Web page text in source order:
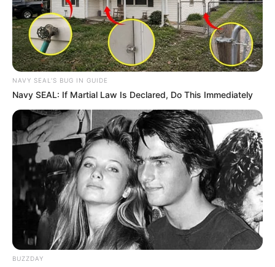
(foto: hardwarezone)
10. Selain tempat tidur, cara lain untuk
meningkatkan kebugaran adalah berolahraga. Tak
perlu ke gym, karyawan Shopee bisa memanfaatkan
fasilitas olahraga di kantor. Bahkan ada ruang pijat,
NAVY SEAL'S BUG IN GUIDE
Navy SEAL: If Martial Law Is Declared, Do This Immediately
BUZZDAY